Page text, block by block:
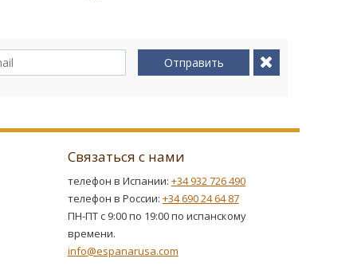
Отправить
Связаться с нами
телефон в Испании: +34 932 726 490
телефон в России: +34 690 24 64 87
ПН-ПТ с 9:00 по 19:00 по испанскому
времени.
info@espanarusa.com